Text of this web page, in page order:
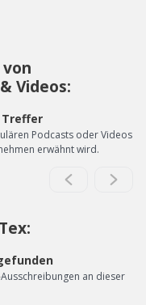
Videos:
Treffer
Podcasts oder Videos
erwähnt wird.
an dieser